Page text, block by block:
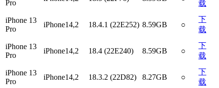
Pro
载
iPhone 13
Pro
iPhone14,2 18.4.1 (22E252) 8.59GB ○
下
载
iPhone 13
Pro
iPhone14,2 18.4 (22E240) 8.59GB ○
下
载
iPhone 13
Pro
iPhone14,2 18.3.2 (22D82) 8.27GB ○
下
载